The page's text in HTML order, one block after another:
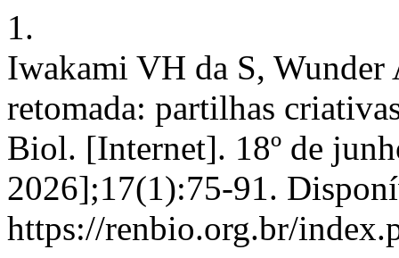
1.
Iwakami VH da S, Wunder
retomada: partilhas
Biol. [Internet]. 18º de
2026];17(1):75-91.
https://renbio.org.br/